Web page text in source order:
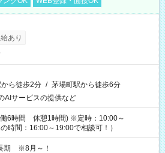
あり
ら徒歩2分 / 茅場町駅から徒歩6分
AIサービスの提供など
6時間 休憩1時間) ※定時：10:00～
時間：16:00～19:00で相談可！）
期 ※8月～！